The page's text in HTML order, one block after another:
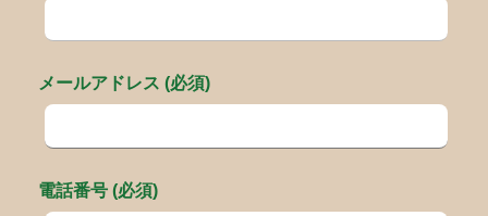
メールアドレス (必須)
電話番号 (必須)